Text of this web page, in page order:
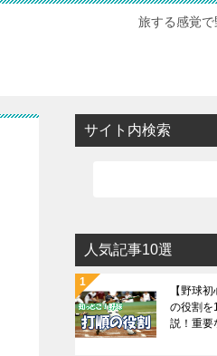
旅する感覚
サイト内検索
人気記事10選
【野球
の役割を
説！重要